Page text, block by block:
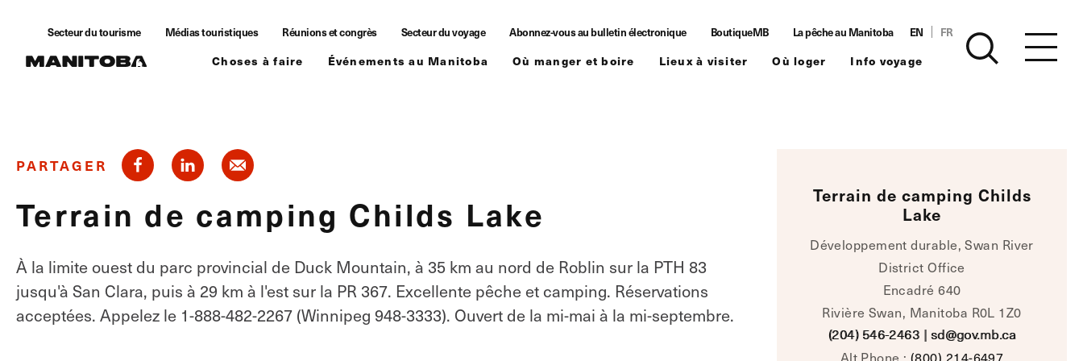
Secteur du tourisme Médias touristiques Réunions et congrès Secteur du voyage Abonnez-vous au bulletin électronique BoutiqueMB La pêche au Manitoba FR
EN
Choses à faire Événements au Manitoba Où manger et boire Lieux à visiter Où loger Info voyage
Terrain de camping Childs
Lake
Développement durable, Swan River
District Office
Encadré 640
Rivière Swan, Manitoba R0L 1Z0
(204) 546-2463 | sd@gov.mb.ca
Alt Phone :(800) 214-6497
PARTAGER
Terrain de camping Childs Lake
À la limite ouest du parc provincial de Duck Mountain, à 35 km au nord de Roblin sur la PTH 83
jusqu'à San Clara, puis à 29 km à l'est sur la PR 367. Excellente pêche et camping. Réservations
acceptées. Appelez le 1-888-482-2267 (Winnipeg 948-3333). Ouvert de la mi-mai à la mi-septembre.